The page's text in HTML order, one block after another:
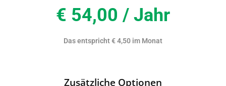
€ 54,00 / Jahr
Das entspricht € 4,50 im Monat